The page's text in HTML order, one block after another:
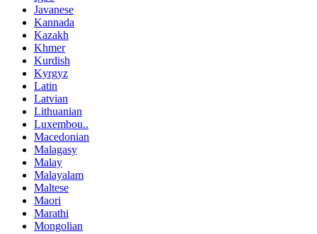
Javanese
Kannada
Kazakh
Khmer
Kurdish
Kyrgyz
Latin
Latvian
Lithuanian
Luxembou..
Macedonian
Malagasy
Malay
Malayalam
Maltese
Maori
Marathi
Mongolian